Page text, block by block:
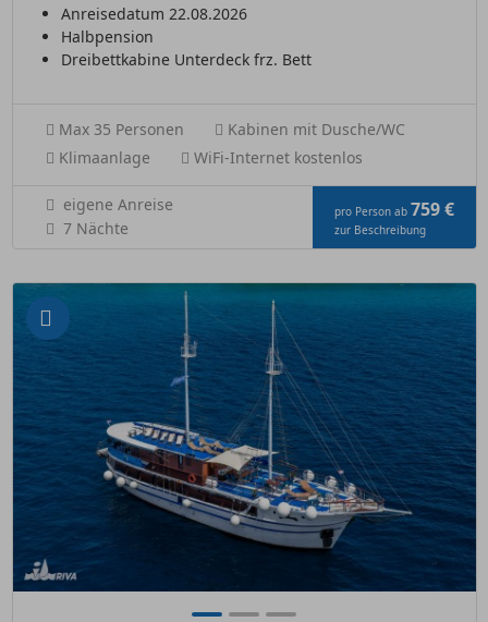
Anreisedatum 22.08.2026
Halbpension
Dreibettkabine Unterdeck frz. Bett
Max 35 Personen
Kabinen mit Dusche/WC
Klimaanlage
WiFi-Internet kostenlos
eigene Anreise
7 Nächte
pro Person ab 759 €
zur Beschreibung